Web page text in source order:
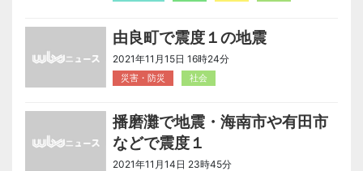
由良町で震度１の地震
2021年11月15日 16時24分
災害・防災 社会
播磨灘で地震・海南市や有田市
などで震度１
2021年11月14日 23時45分